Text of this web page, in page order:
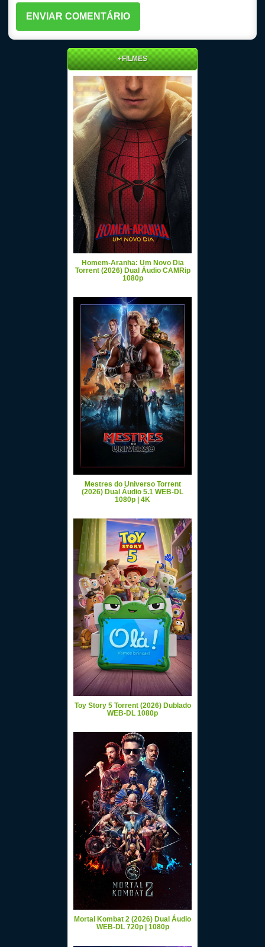
+FILMES
Homem-Aranha: Um Novo Dia
Torrent (2026) Dual Áudio CAMRip
1080p
Mestres do Universo Torrent
(2026) Dual Áudio 5.1 WEB-DL
1080p | 4K
Toy Story 5 Torrent (2026) Dublado
WEB-DL 1080p
Mortal Kombat 2 (2026) Dual Áudio
WEB-DL 720p | 1080p